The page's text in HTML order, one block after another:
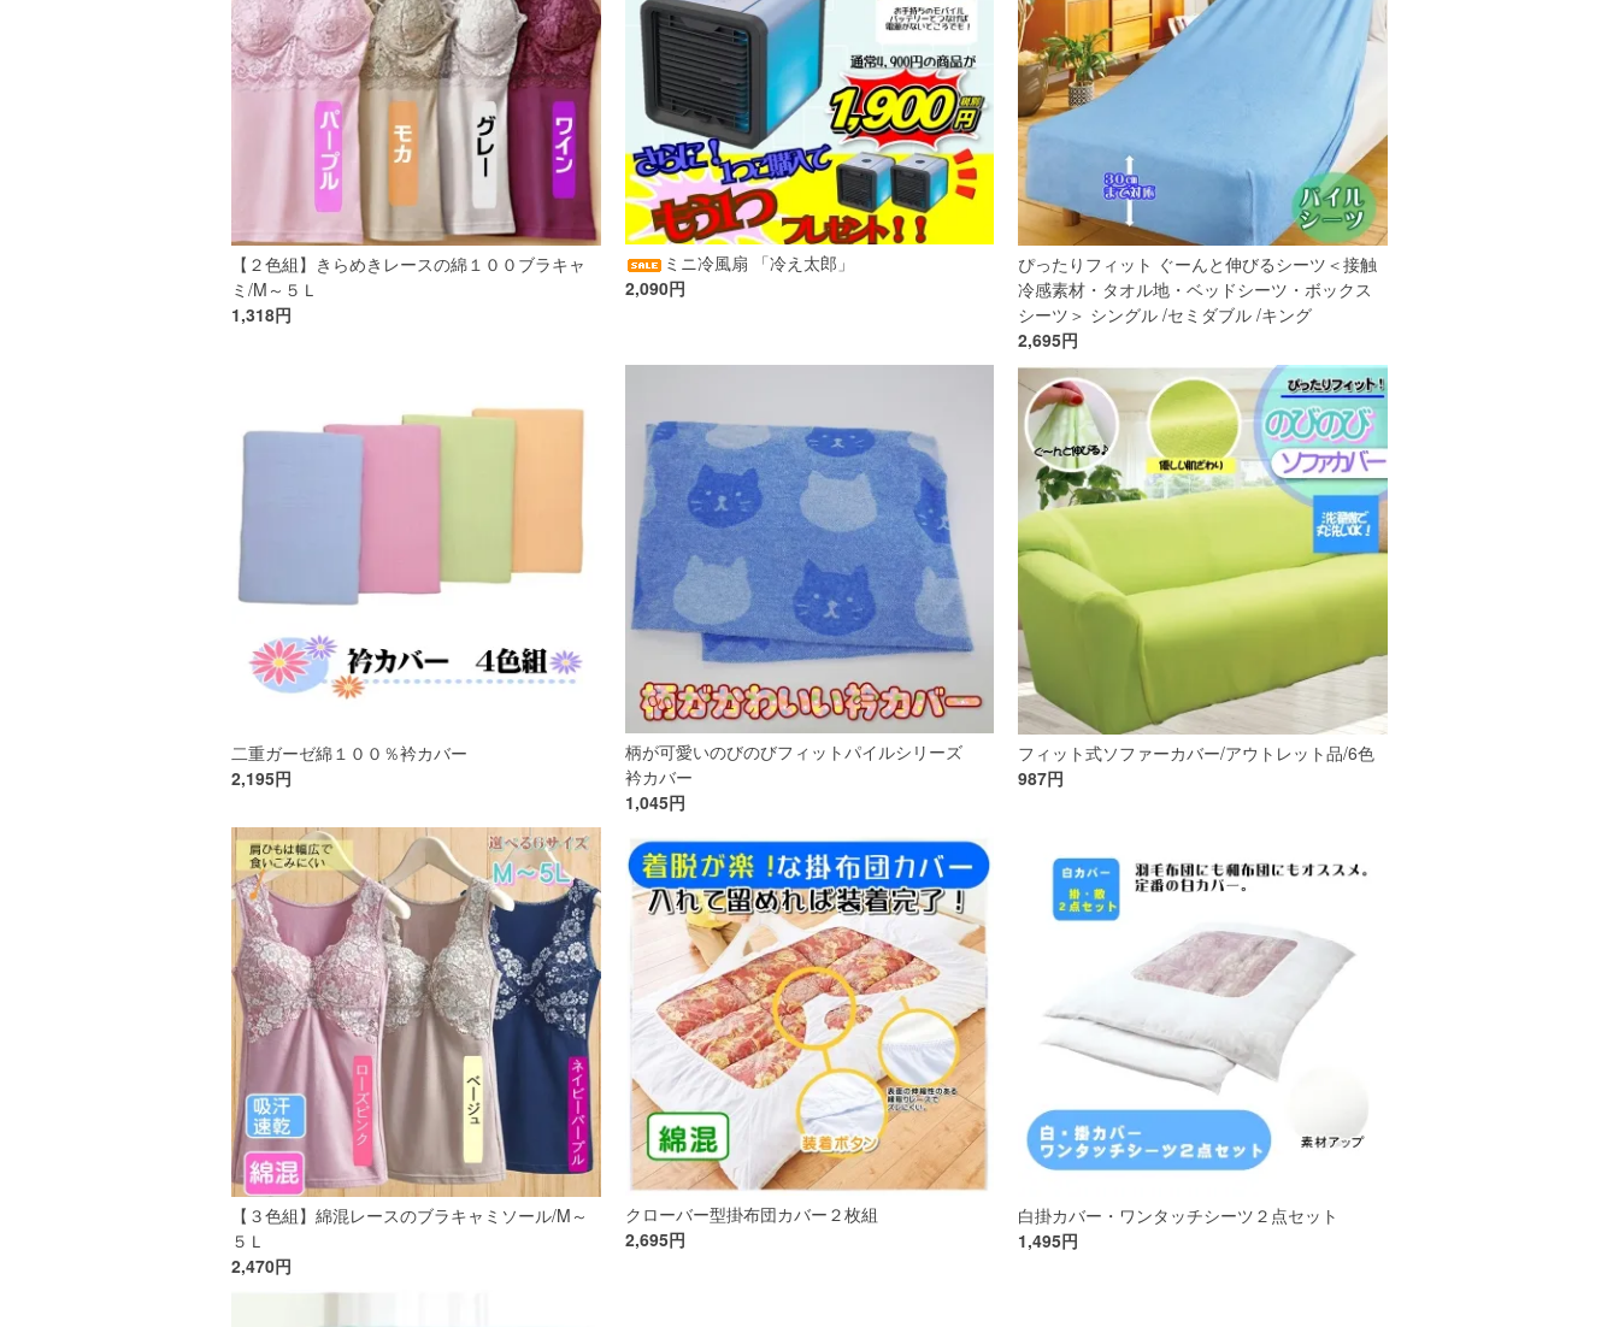
【２色組】きらめきレースの綿１００ブラキャ
ミ/M～５Ｌ
1,318円
ミニ冷風扇 「冷え太郎」
2,090円
ぴったりフィット ぐーんと伸びるシーツ＜接触
冷感素材・タオル地・ベッドシーツ・ボックス
シーツ＞ シングル /セミダブル /キング
2,695円
二重ガーゼ綿１００％衿カバー
2,195円
柄が可愛いのびのびフィットパイルシリーズ
衿カバー
1,045円
フィット式ソファーカバー/アウトレット品/6色
987円
【３色組】綿混レースのブラキャミソール/M～
５Ｌ
2,470円
クローバー型掛布団カバー２枚組
2,695円
白掛カバー・ワンタッチシーツ２点セット
1,495円